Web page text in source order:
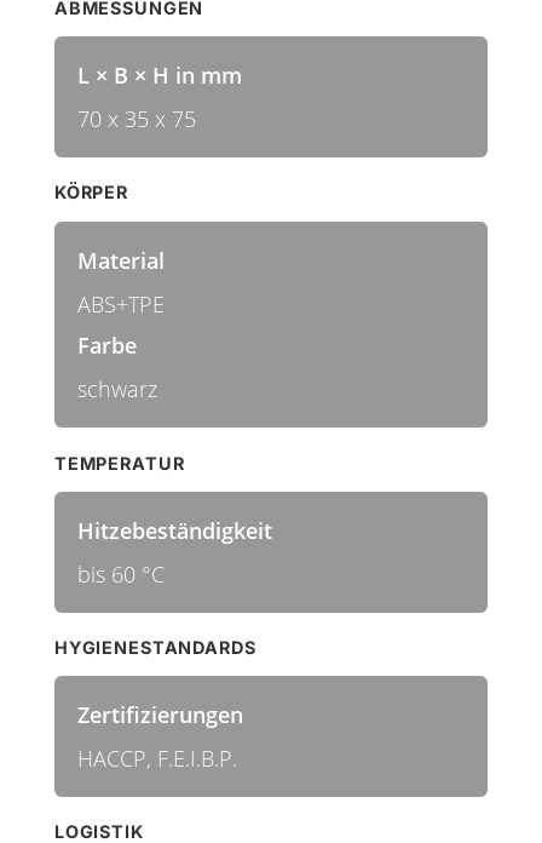
ABMESSUNGEN
L × B × H in mm
70 x 35 x 75
KÖRPER
Material
ABS+TPE
Farbe
schwarz
TEMPERATUR
Hitzebeständigkeit
bis 60 °C
HYGIENESTANDARDS
Zertifizierungen
HACCP, F.E.I.B.P.
LOGISTIK